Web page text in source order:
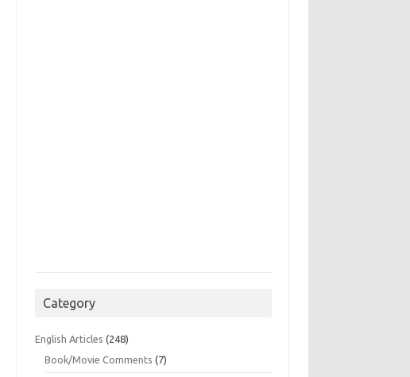
Category
English Articles (248)
Book/Movie Comments (7)